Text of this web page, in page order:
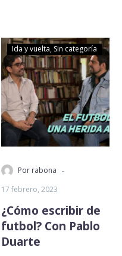
Ida y vuelta Sin categoría
Por rabona -
17 febrero, 2023
¿Cómo escribir de
futbol? Con Pablo
Duarte